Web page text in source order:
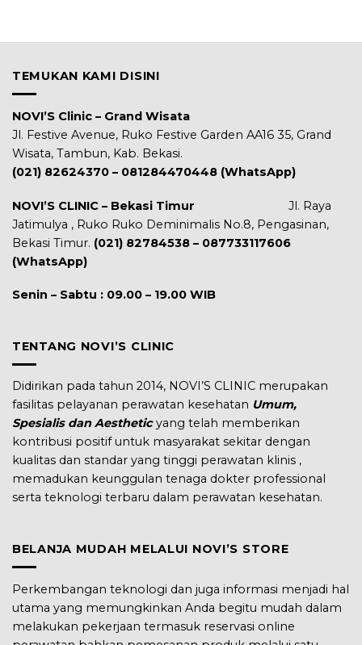
TEMUKAN KAMI DISINI
NOVI’S Clinic – Grand Wisata
Jl. Festive Avenue, Ruko Festive Garden AA16 35, Grand
Wisata, Tambun, Kab. Bekasi.
(021) 82624370 – 081284470448 (WhatsApp)
NOVI’S CLINIC – Bekasi Timur Jl. Raya
Jatimulya , Ruko Ruko Deminimalis No.8, Pengasinan,
Bekasi Timur. (021) 82784538 – 087733117606
(WhatsApp)
Senin – Sabtu : 09.00 – 19.00 WIB
TENTANG NOVI’S CLINIC
Didirikan pada tahun 2014, NOVI’S CLINIC merupakan
fasilitas pelayanan perawatan kesehatan Umum,
Spesialis dan Aestheticyang telah memberikan
kontribusi positif untuk masyarakat sekitar dengan
kualitas dan standar yang tinggi perawatan klinis ,
memadukan keunggulan tenaga dokter professional
serta teknologi terbaru dalam perawatan kesehatan.
BELANJA MUDAH MELALUI NOVI’S STORE
Perkembangan teknologi dan juga informasi menjadi hal
utama yang memungkinkan Anda begitu mudah dalam
melakukan pekerjaan termasuk reservasi online